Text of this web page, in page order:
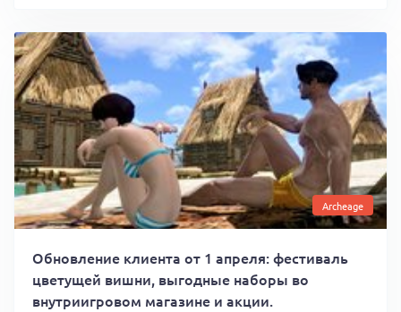
Archeage
Обновление клиента от 1 апреля: фестиваль
цветущей вишни, выгодные наборы во
внутриигровом магазине и акции.